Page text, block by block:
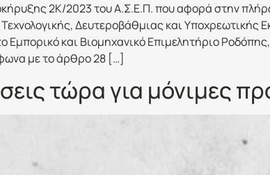
2Κ/2023 του Α.Σ.Ε.Π. που αφορά στην
Δευτεροβάθμιας και Υποχρεωτικής
Εμπορικό και Βιομηχανικό Επιμελητήριο
με το άρθρο 28 […]
τώρα για μόνιμες